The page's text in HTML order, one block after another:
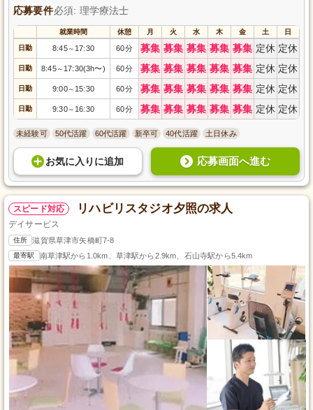
応募要件必須: 理学療法士
就業時間 休憩 月 火 水 木 金 土 日
日勤 8:45～ 17:30 60分 募集 募集 募集 募集 募集 定休 定休
日勤 8:45～ 17:30(3h〜) 60分 募集 募集 募集 募集 募集 定休 定休
日勤 9:00～ 15:30 60分 募集 募集 募集 募集 募集 定休 定休
日勤 9:30～ 16:30 60分 募集 募集 募集 募集 募集 定休 定休
未経験可 50代活躍 60代活躍 新卒可 40代活躍 土日休み
お気に入り に追加 応募画面へ進む
スピード対応 リハビリスタジオ夕照の求人
デイサービス
住所 滋賀県草津市矢橋町7-8
最寄駅 南草津駅から1.0km、草津駅から2.9km、石山寺駅から5.4km